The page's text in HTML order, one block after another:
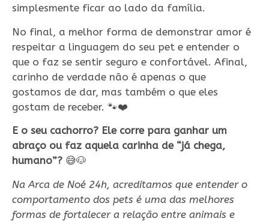
simplesmente ficar ao lado da família.
No final, a melhor forma de demonstrar amor é
respeitar a linguagem do seu pet e entender o
que o faz se sentir seguro e confortável. Afinal,
carinho de verdade não é apenas o que
gostamos de dar, mas também o que eles
gostam de receber. 🐾❤️
E o seu cachorro? Ele corre para ganhar um
abraço ou faz aquela carinha de “já chega,
humano”? 😅🐶
Na Arca de Noé 24h, acreditamos que entender o
comportamento dos pets é uma das melhores
formas de fortalecer a relação entre animais e